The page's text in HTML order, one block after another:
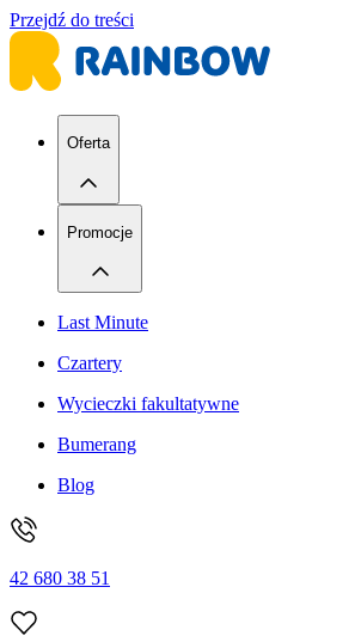
Przejdź do treści
Oferta
Promocje
Last Minute
Czartery
Wycieczki fakultatywne
Bumerang
Blog
42 680 38 51